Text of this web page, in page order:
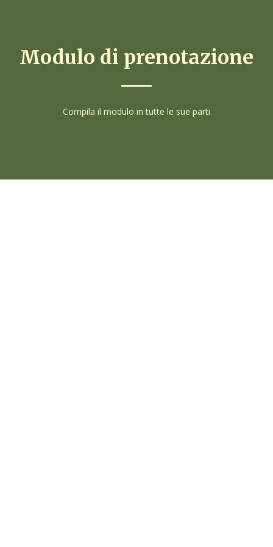
Modulo di prenotazione
Compila il modulo in tutte le sue parti